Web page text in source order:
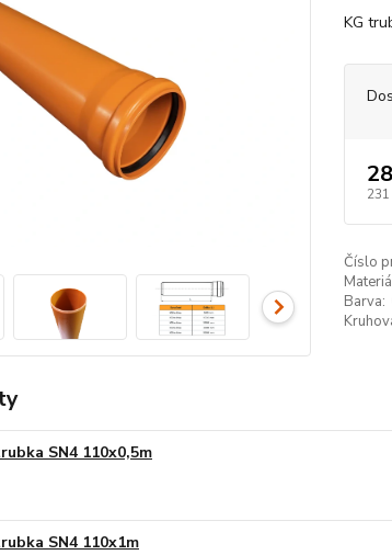
KG
231
Číslo
Barva:
SN4 110x0,5m
SN4 110x1m